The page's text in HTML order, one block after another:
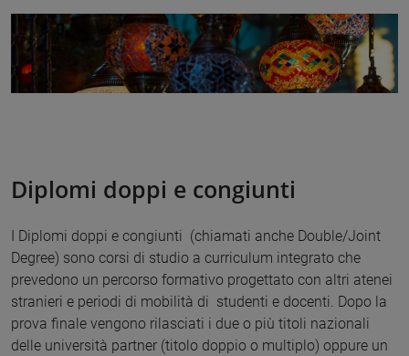
Diplomi doppi e congiunti
I Diplomi doppi e congiunti (chiamati anche Double/Joint
Degree) sono corsi di studio a curriculum integrato che
prevedono un percorso formativo progettato con altri atenei
stranieri e periodi di mobilità di studenti e docenti. Dopo la
prova finale vengono rilasciati i due o più titoli nazionali
delle università partner (titolo doppio o multiplo) oppure un